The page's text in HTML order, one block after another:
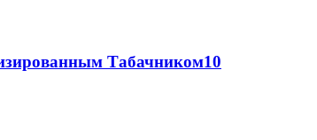
Табачником10